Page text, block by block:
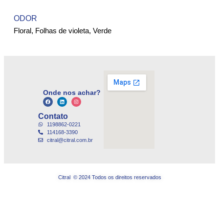
ODOR
Floral, Folhas de violeta, Verde
Onde nos achar?
Contato
1198862-0221
114168-3390
citral@citral.com.br
Citral © 2024 Todos os direitos reservados